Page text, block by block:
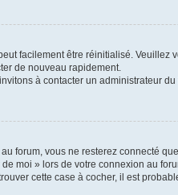
facilement être réinitialisé.
de nouveau rapidement.
à contacter un administrateur du
forum, vous ne resterez connecté
moi » lors de votre connexion au
cette case à cocher, il est